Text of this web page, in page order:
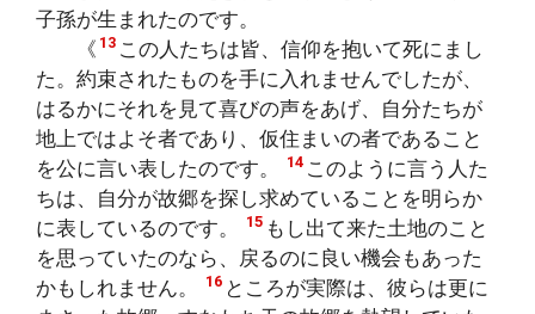
子孫が生まれたのです。
《 13 この人たちは皆、信仰を抱いて死にまし
た。約束されたものを手に入れませんでしたが、
はるかにそれを見て喜びの声をあげ、自分たちが
地上ではよそ者であり、仮住まいの者であること
を公に言い表したのです。
14 このように言う人た
ちは、自分が故郷を探し求めていることを明らか
に表しているのです。
15 もし出て来た土地のこと
を思っていたのなら、戻るのに良い機会もあった
かもしれません。
16 ところが実際は、彼らは更に